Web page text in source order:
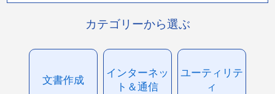
カテゴリーから選ぶ
文書作成
インターネッ
ト＆通信
ユーティリテ
ィ